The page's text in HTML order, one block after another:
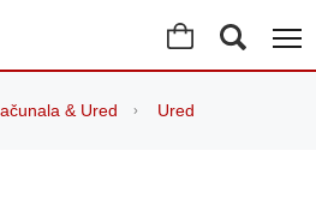
& Ured Ured